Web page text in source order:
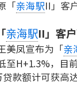
「亲海駅II」客
亲海駅II」客
美凤宣布为「亲
至H+1.3%，目
款额计可获高